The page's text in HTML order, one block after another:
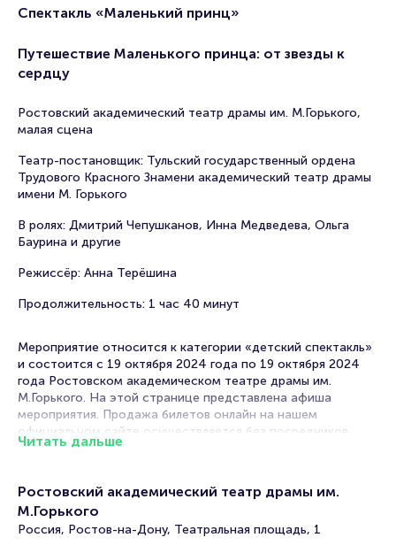
Спектакль «Маленький принц»
Путешествие Маленького принца: от звезды к
сердцу
Ростовский академический театр драмы им. М.Горького,
малая сцена
Театр-постановщик: Тульский государственный ордена
Трудового Красного Знамени академический театр драмы
имени М. Горького
В ролях: Дмитрий Чепушканов, Инна Медведева, Ольга
Баурина и другие
Режиссёр: Анна Терёшина
Продолжительность: 1 час 40 минут
Мероприятие относится к категории «детский спектакль»
и состоится с 19 октября 2024 года по 19 октября 2024
года Ростовском академическом театре драмы им.
М.Горького. На этой странице представлена афиша
мероприятия. Продажа билетов онлайн на нашем
официальном сайте осуществляется без посредников.
Зачастую это единственная возможность достать билет
Билеты на спектакль «Маленький принц»
Portalbilet – удобный и надежный сервис для покупки и
Читать дальше
Ростовский академический театр драмы им.
М.Горького
Россия, Ростов-на-Дону, Театральная площадь, 1